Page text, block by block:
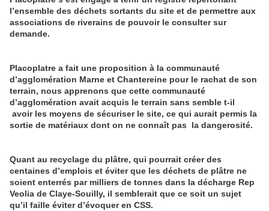
l’ensemble des déchets sortants du site et de permettre aux
associations de riverains de pouvoir le consulter sur
demande.
Placoplatre a fait une proposition à la communauté
d’agglomération Marne et Chantereine pour le rachat de son
terrain, nous apprenons que cette communauté
d’agglomération avait acquis le terrain sans semble t-il
avoir les moyens de sécuriser le site, ce qui aurait permis la
sortie de matériaux dont on ne connaît pas la dangerosité.
Quant au recyclage du plâtre, qui pourrait créer des
centaines d’emplois et éviter que les déchets de plâtre ne
soient enterrés par milliers de tonnes dans la décharge Rep
Veolia de Claye-Souilly, il semblerait que ce soit un sujet
qu’il faille éviter d’évoquer en CSS.